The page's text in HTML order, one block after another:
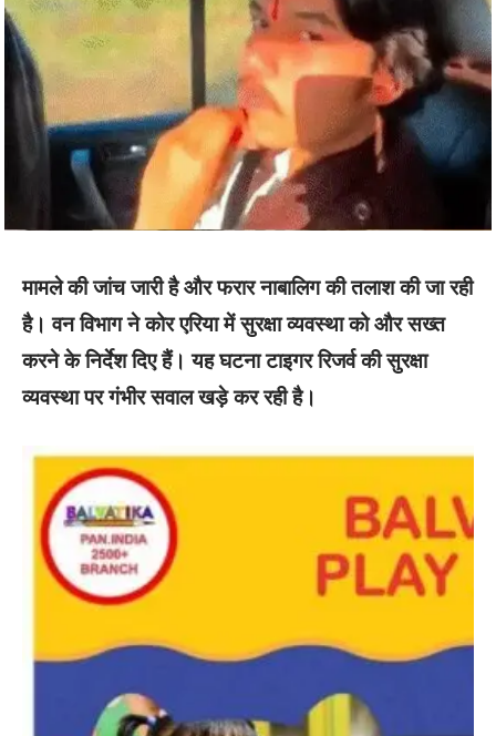
मामले की जांच जारी है और फरार नाबालिग की तलाश की जा रही
है। वन विभाग ने कोर एरिया में सुरक्षा व्यवस्था को और सख्त
करने के निर्देश दिए हैं। यह घटना टाइगर रिजर्व की सुरक्षा
व्यवस्था पर गंभीर सवाल खड़े कर रही है।